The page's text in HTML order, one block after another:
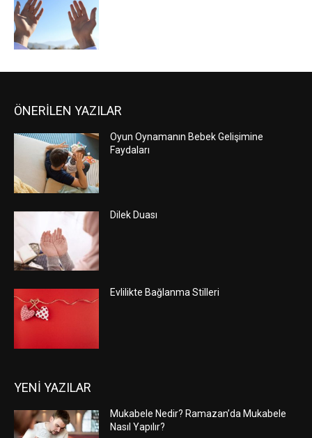
ÖNERİLEN YAZILAR
Oyun Oynamanın Bebek Gelişimine
Faydaları
Dilek Duası
Evlilikte Bağlanma Stilleri
YENİ YAZILAR
Mukabele Nedir? Ramazan’da Mukabele
Nasıl Yapılır?